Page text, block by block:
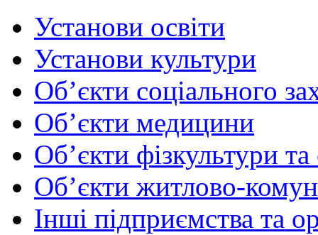
Установи освіти
Установи культури
Об’єкти соціального
Об’єкти медицини
Об’єкти фізкультури
Об’єкти житлово-
Інші підприємства та